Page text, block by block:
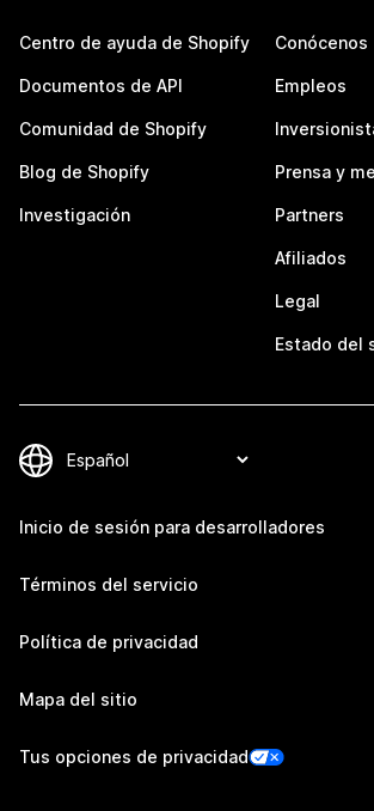
Centro de ayuda de Shopify
Documentos de API
Comunidad de Shopify
Blog de Shopify
Investigación
Conócenos
Empleos
Prensa y
Partners
Afiliados
Legal
Estado del
Inicio de sesión para desarrolladores
Términos del servicio
Política de privacidad
Mapa del sitio
Tus opciones de privacidad